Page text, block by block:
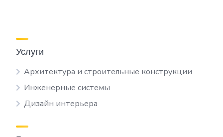
Услуги
Архитектура и строительные конструкции
Инженерные системы
Дизайн интерьера